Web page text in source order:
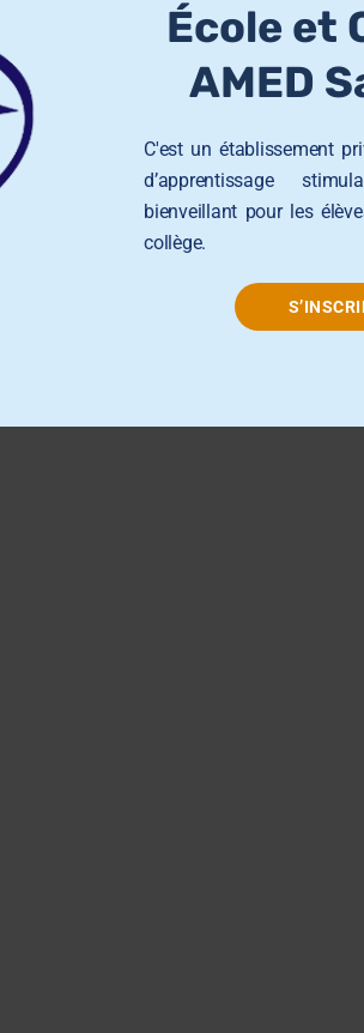
École et
AMED
C'est un établissement
d’apprentissage
bienveillant pour les
collège.